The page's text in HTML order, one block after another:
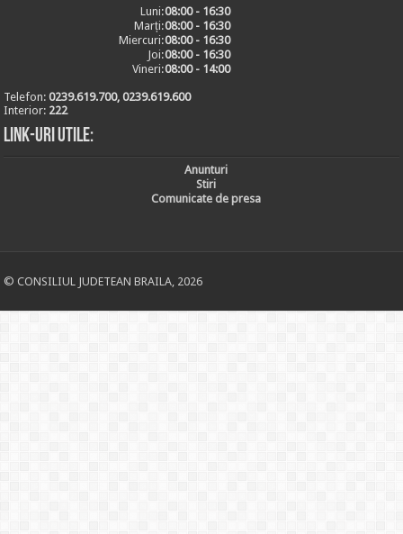
Luni:08:00 - 16:30
Marți:08:00 - 16:30
Miercuri:08:00 - 16:30
Joi:08:00 - 16:30
Vineri:08:00 - 14:00
Telefon:0239.619.700, 0239.619.600
Interior: 222
Link-uri utile:
Anunturi
Stiri
Comunicate de presa
© CONSILIUL JUDETEAN BRAILA, 2026